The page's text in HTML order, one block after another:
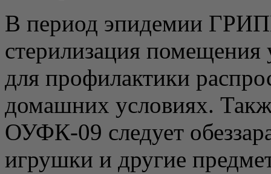
В период эпидемии
стерилизация
для профилактики
домашних условиях.
ОУФК-09 следует
игрушки и другие